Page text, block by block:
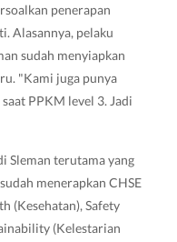
penerapan
Alasannya, pelaku
sudah menyiapkan
"Kami juga punya
PPKM level 3. Jadi
Sleman terutama yang
menerapkan CHSE
(Kesehatan), Safety
(Kelestarian